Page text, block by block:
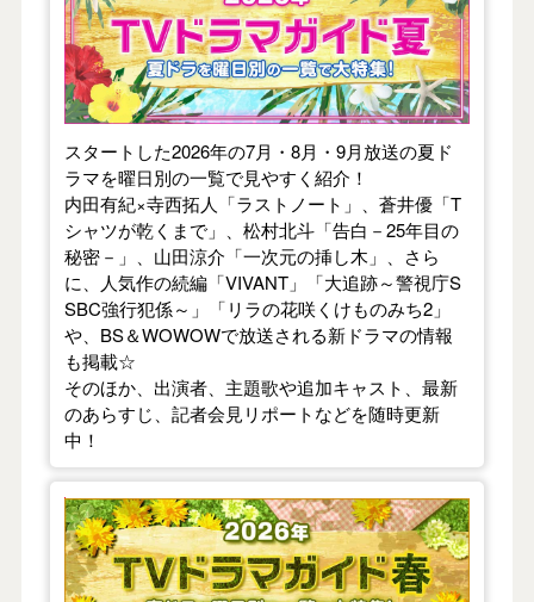
スタートした2026年の7月・8月・9月放送の夏ド
ラマを曜日別の一覧で見やすく紹介！
内田有紀×寺西拓人「ラストノート」、蒼井優「T
シャツが乾くまで」、松村北斗「告白－25年目の
秘密－」、山田涼介「一次元の挿し木」、さら
に、人気作の続編「VIVANT」「大追跡～警視庁S
SBC強行犯係～」「リラの花咲くけものみち2」
や、BS＆WOWOWで放送される新ドラマの情報
も掲載☆
そのほか、出演者、主題歌や追加キャスト、最新
のあらすじ、記者会見リポートなどを随時更新
中！
【2026年春】TVドラマガイド